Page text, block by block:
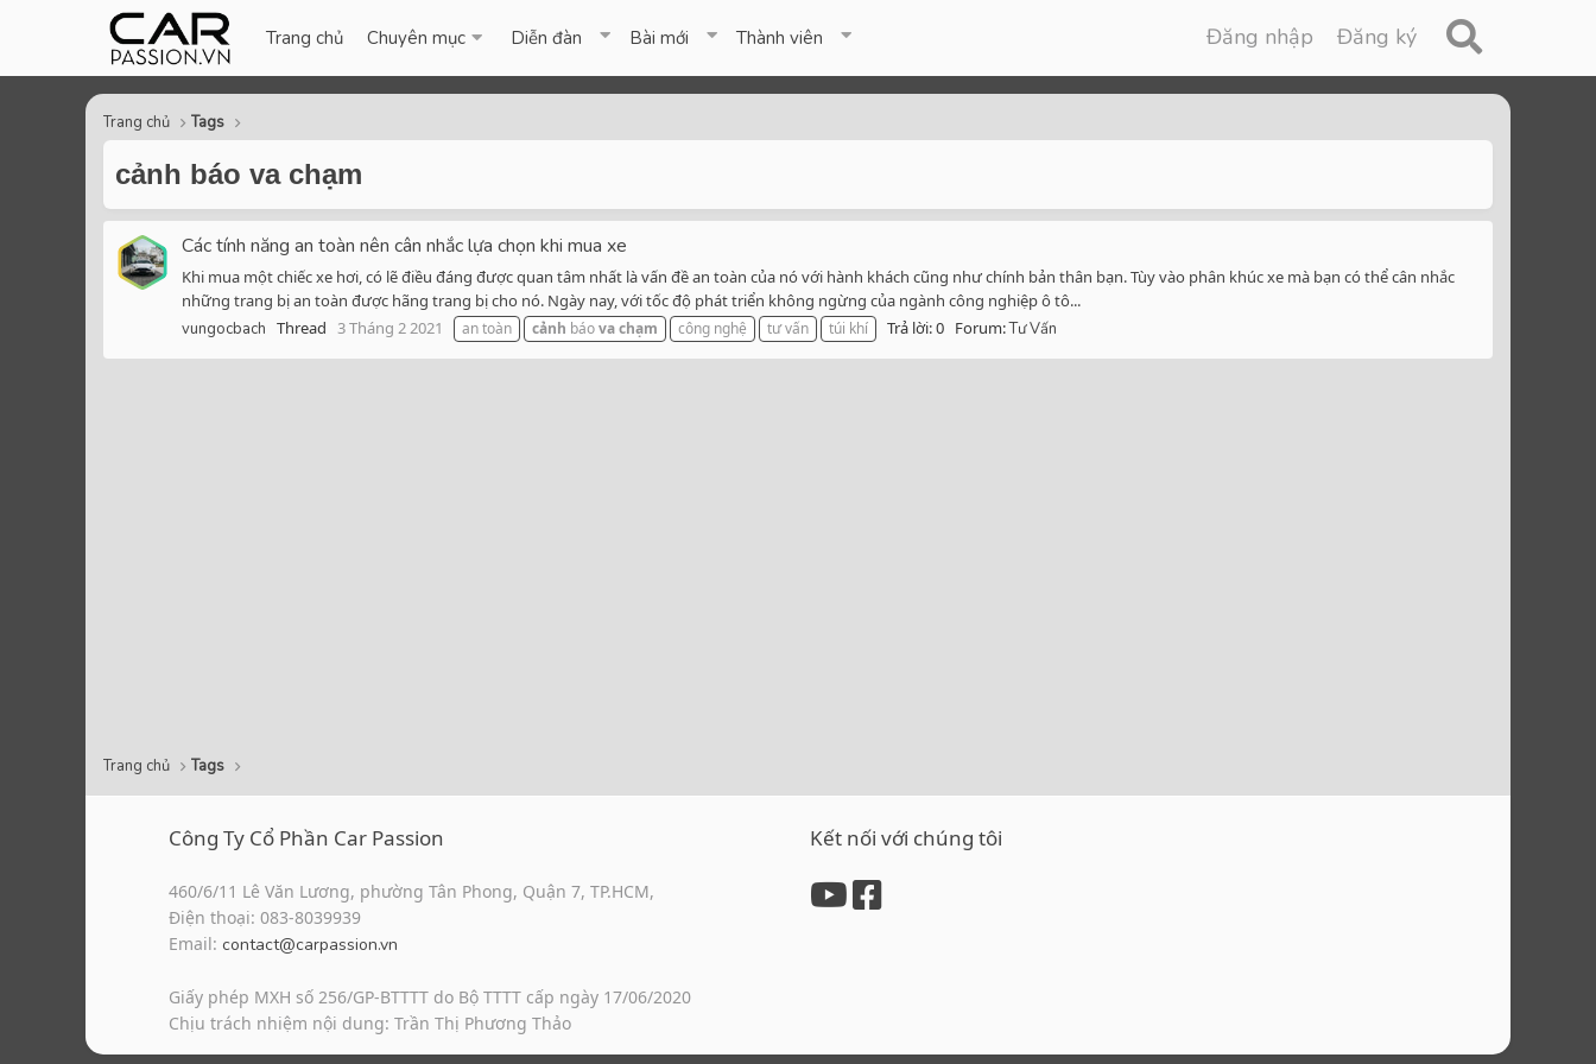
Trang chủ Chuyên mục Diễn đàn Bài mới Thành viên Đăng nhập Đăng ký
Trang chủ Tags
cảnh báo va chạm
Các tính năng an toàn nên cân nhắc lựa chọn khi mua xe
Khi mua một chiếc xe hơi, có lẽ điều đáng được quan tâm nhất là vấn đề an toàn của nó với hành khách cũng như chính bản thân bạn. Tùy vào phân khúc xe mà bạn có thể cân nhắc
những trang bị an toàn được hãng trang bị cho nó. Ngày nay, với tốc độ phát triển không ngừng của ngành công nghiệp ô tô...
vungocbach Thread 3 Tháng 2 2021 an toàn cảnh báovachạm công nghệ tư vấn túi khí Trả lời: 0 Forum:Tư Vấn
Trang chủ Tags
Công Ty Cổ Phần Car Passion
460/6/11 Lê Văn Lương, phường Tân Phong, Quận 7, TP.HCM,
Điện thoại: 083-8039939
Email: contact@carpassion.vn
Giấy phép MXH số 256/GP-BTTTT do Bộ TTTT cấp ngày 17/06/2020
Chịu trách nhiệm nội dung: Trần Thị Phương Thảo
Kết nối với chúng tôi